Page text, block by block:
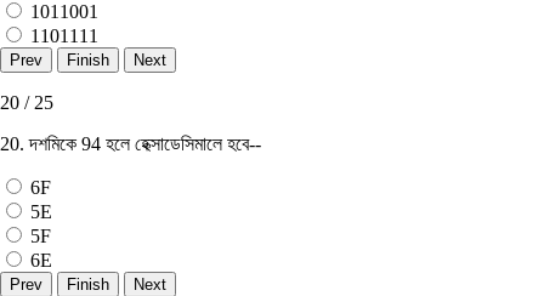
1011001
1101111
20 / 25
20. দশমিকে 94 হলে হেক্সাডেসিমালে হবে--
6F
5E
5F
6E